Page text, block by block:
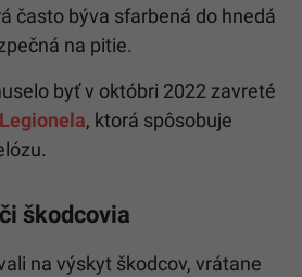
často býva sfarbená do hnedá
na pitie.
byť v októbri 2022 zavreté
Legionela, ktorá spôsobuje
škodcovia
na výskyt škodcov, vrátane